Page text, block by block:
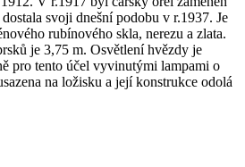
svoji dnešní podobu v r.1937. Je
rubínového skla, nerezu a zlata.
je 3,75 m. Osvětlení hvězdy je
pro tento účel vyvinutými lampami o
na ložisku a její konstrukce odolá